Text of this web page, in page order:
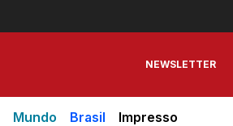
NEWSLETTER
Mundo Brasil Impresso